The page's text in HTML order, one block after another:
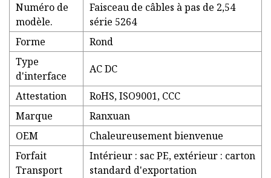
Numéro de
modèle.
Faisceau de câbles à pas de 2,54
série 5264
Forme
Rond
Type
d'interface
AC DC
Attestation
RoHS, ISO9001, CCC
Marque
Ranxuan
OEM
Chaleureusement bienvenue
Forfait
Transport
Intérieur : sac PE, extérieur : carton
standard d'exportation